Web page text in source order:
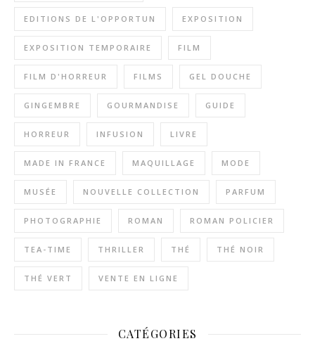
EDITIONS DE L'OPPORTUN EXPOSITION
EXPOSITION TEMPORAIRE FILM
FILM D'HORREUR FILMS GEL DOUCHE
GINGEMBRE GOURMANDISE GUIDE
HORREUR INFUSION LIVRE
MADE IN FRANCE MAQUILLAGE MODE
MUSÉE NOUVELLE COLLECTION PARFUM
PHOTOGRAPHIE ROMAN ROMAN POLICIER
TEA-TIME THRILLER THÉ THÉ NOIR
THÉ VERT VENTE EN LIGNE
CATÉGORIES